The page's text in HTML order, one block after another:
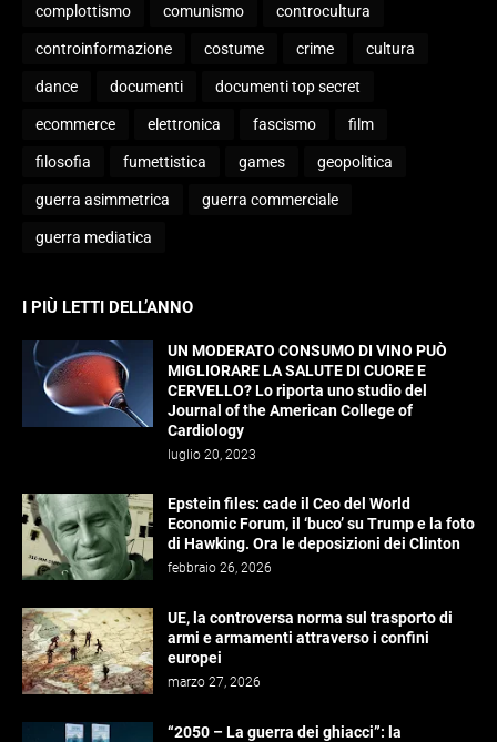
complottismo comunismo controcultura
controinformazione costume crime cultura
dance documenti documenti top secret
ecommerce elettronica fascismo film
filosofia fumettistica games geopolitica
guerra asimmetrica guerra commerciale
guerra mediatica
I PIÙ LETTI DELL’ANNO
UN MODERATO CONSUMO DI VINO PUÒ
MIGLIORARE LA SALUTE DI CUORE E
CERVELLO? Lo riporta uno studio del
Journal of the American College of
Cardiology
luglio 20, 2023
Epstein files: cade il Ceo del World
Economic Forum, il ‘buco’ su Trump e la foto
di Hawking. Ora le deposizioni dei Clinton
febbraio 26, 2026
UE, la controversa norma sul trasporto di
armi e armamenti attraverso i confini
europei
marzo 27, 2026
“2050 – La guerra dei ghiacci”: la